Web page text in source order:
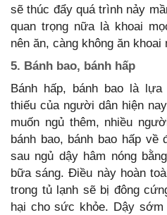
sẽ thúc đẩy quá trình nảy
quan trọng nữa là khoai
nên ăn, càng không ăn khoai
5. Bánh bao, bánh hấp
Bánh hấp, bánh bao là
thiếu của người dân hiện
muốn ngủ thêm, nhiều
bánh bao, bánh bao hấp về
sau ngủ dậy hâm nóng
bữa sáng. Điều này hoàn
trong tủ lạnh sẽ bị đông
hại cho sức khỏe. Dậy